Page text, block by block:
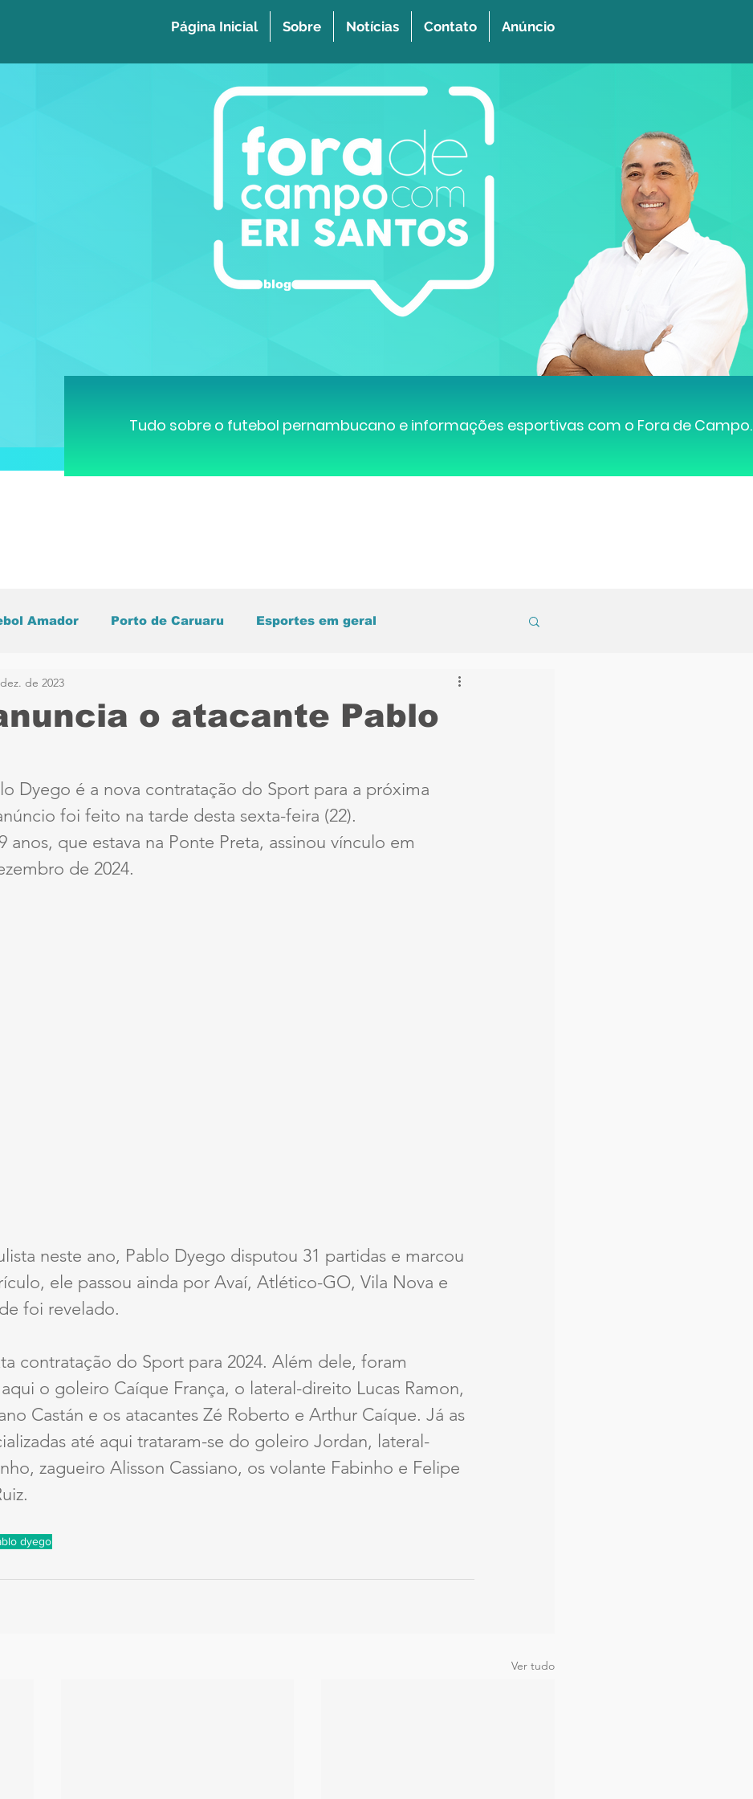
Página Inicial Sobre Notícias Contato Anúncio
blog
Tudo sobre o futebol pernambucano e informações esportivas com o Fora de Campo.
Amador Porto de Caruaru Esportes em geral
do Mundo Central de Caruaru
Cruz Série A3 futebol do interior PE
Jogos Escolares
o atacante Pablo
de 2023
Dyego é a nova contratação do Sport para a próxima
foi feito na tarde desta sexta-feira (22).
anos, que estava na Ponte Preta, assinou vínculo em
de 2024.
neste ano, Pablo Dyego disputou 31 partidas e marcou
ele passou ainda por Avaí, Atlético-GO, Vila Nova e
foi revelado.
contratação do Sport para 2024. Além dele, foram
o goleiro Caíque França, o lateral-direito Lucas Ramon,
Castán e os atacantes Zé Roberto e Arthur Caíque. Já as
até aqui trataram-se do goleiro Jordan, lateral-
zagueiro Alisson Cassiano, os volante Fabinho e Felipe
dyego
Ver tudo